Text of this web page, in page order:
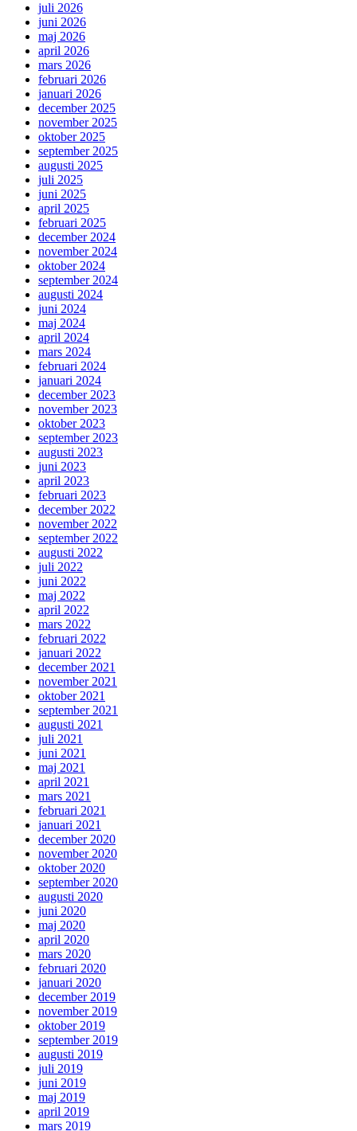
juli 2026
juni 2026
maj 2026
april 2026
mars 2026
februari 2026
januari 2026
december 2025
november 2025
oktober 2025
september 2025
augusti 2025
juli 2025
juni 2025
april 2025
februari 2025
december 2024
november 2024
oktober 2024
september 2024
augusti 2024
juni 2024
maj 2024
april 2024
mars 2024
februari 2024
januari 2024
december 2023
november 2023
oktober 2023
september 2023
augusti 2023
juni 2023
april 2023
februari 2023
december 2022
november 2022
september 2022
augusti 2022
juli 2022
juni 2022
maj 2022
april 2022
mars 2022
februari 2022
januari 2022
december 2021
november 2021
oktober 2021
september 2021
augusti 2021
juli 2021
juni 2021
maj 2021
april 2021
mars 2021
februari 2021
januari 2021
december 2020
november 2020
oktober 2020
september 2020
augusti 2020
juni 2020
maj 2020
april 2020
mars 2020
februari 2020
januari 2020
december 2019
november 2019
oktober 2019
september 2019
augusti 2019
juli 2019
juni 2019
maj 2019
april 2019
mars 2019